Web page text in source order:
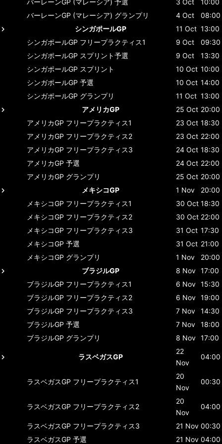
バーレーンGP (マレーシア) グランプリ 4 Oct
08:00
シンガポールGP
11 Oct 13:00
シンガポールGP フリープラクティス1 9 Oct
09:30
シンガポールGP スプリント予選 9 Oct
13:30
シンガポールGP スプリント 10 Oct 10:00
シンガポールGP 予選 10 Oct 14:00
シンガポールGP グランプリ 11 Oct 13:00
アメリカGP
25 Oct 20:00
アメリカGP フリープラクティス1 23 Oct 18:30
アメリカGP フリープラクティス2 23 Oct 22:00
アメリカGP フリープラクティス3 24 Oct 18:30
アメリカGP 予選 24 Oct 22:00
アメリカGP グランプリ 25 Oct 20:00
メキシコGP
1 Nov
20:00
メキシコGP フリープラクティス1 30 Oct 18:30
メキシコGP フリープラクティス2 30 Oct 22:00
メキシコGP フリープラクティス3 31 Oct 17:30
メキシコGP 予選 31 Oct 21:00
メキシコGP グランプリ 1 Nov
20:00
ブラジルGP
8 Nov 17:00
ブラジルGP フリープラクティス1 6 Nov 15:30
ブラジルGP フリープラクティス2 6 Nov 19:00
ブラジルGP フリープラクティス3 7 Nov
14:30
ブラジルGP 予選 7 Nov
18:00
ブラジルGP グランプリ 8 Nov 17:00
ラスベガスGP
22
Nov
04:00
ラスベガスGP フリープラクティス1
20
Nov
00:30
ラスベガスGP フリープラクティス2
20
Nov
04:00
ラスベガスGP フリープラクティス3 21 Nov 00:30
ラスベガスGP 予選 21 Nov 04:00